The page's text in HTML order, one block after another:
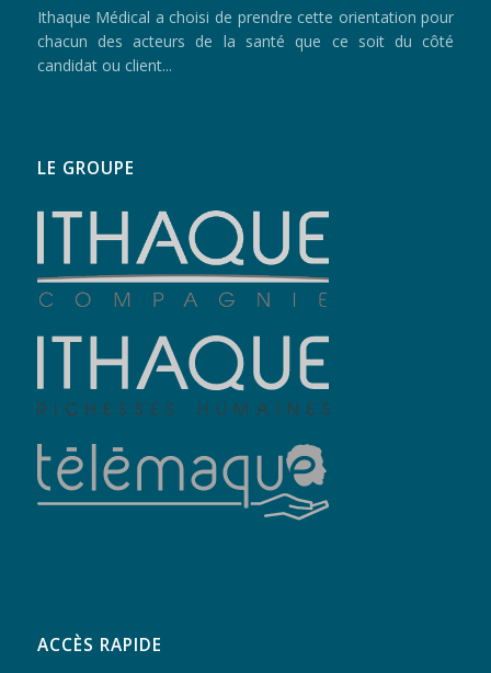
Ithaque Médical a choisi de prendre cette orientation pour
chacun des acteurs de la santé que ce soit du côté
candidat ou client...
LE GROUPE
ACCÈS RAPIDE